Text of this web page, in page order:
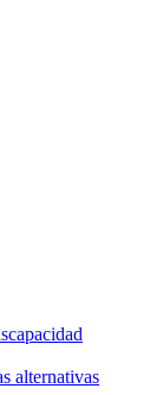
alternativas